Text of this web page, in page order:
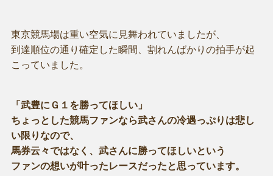
東京競馬場は重い空気に見舞われていましたが、
到達順位の通り確定した瞬間、割れんばかりの拍手が起
こっていました。
「武豊にＧ１を勝ってほしい」
ちょっとした競馬ファンなら武さんの冷遇っぷりは悲し
い限りなので、
馬券云々ではなく、武さんに勝ってほしいという
ファンの想いが叶ったレースだったと思っています。